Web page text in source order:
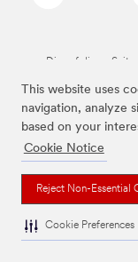
This website uses
navigation, analyze
based on your
Cookie Notice
Reject Non-Essential
Cookie Preferences
Die auf dieser Seite